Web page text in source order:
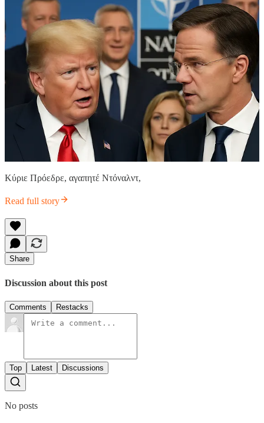
Κύριε Πρόεδρε, αγαπητέ Ντόναλντ,
Read full story
Share
Discussion about this post
Comments Restacks
Top Latest Discussions
No posts